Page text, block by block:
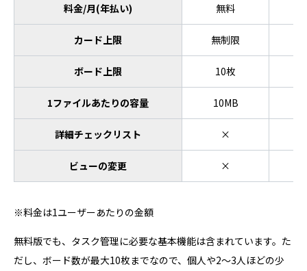
料金/月(年払い) 無料
カード上限 無制限
ボード上限 10枚
1ファイルあたりの容量 10MB
詳細チェックリスト ×
ビューの変更 ×
※料金は1ユーザーあたりの金額
無料版でも、タスク管理に必要な基本機能は含まれています。た
だし、ボード数が最大10枚までなので、個人や2～3人ほどの少